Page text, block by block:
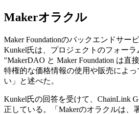
Makerオラクル
Maker Foundationのバックエンドサー
Kunkel氏は、プロジェクトのフォーラ
"MakerDAO と Maker Foundation は直
特権的な価格情報の使用や販売によ
い」と述べた。
Kunkel氏の回答を受けて、ChainLink
正している。「Makerのオラクルは、